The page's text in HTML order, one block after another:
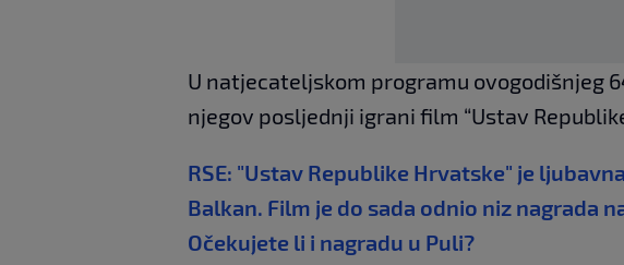
U natjecateljskom programu ovogodišnjeg
njegov posljednji igrani film “Ustav
RSE: "Ustav Republike Hrvatske" je
Balkan. Film je do sada odnio niz nagrada
Očekujete li i nagradu u Puli?